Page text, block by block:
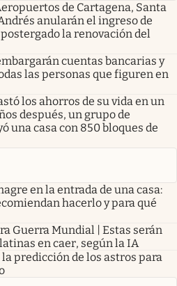
de Cartagena, Santa
anularán el ingreso de
la renovación del
cuentas bancarias y
las personas que figuren en
los ahorros de su vida en un
después, un grupo de
una casa con 850 bloques de
en la entrada de una casa:
hacerlo y para qué
Guerra Mundial | Estas serán
en caer, según la IA
predicción de los astros para